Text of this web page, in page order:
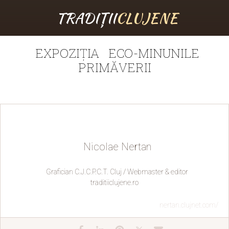
TRADIȚIICLUJENE
EXPOZIȚIA ECO-MINUNILE
PRIMĂVERII
Nicolae Nertan
Grafician C.J.C.P.C.T. Cluj / Webmaster & editor
traditiiclujene.ro
nertan.clujnet.com/